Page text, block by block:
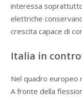
interessa
elettriche
crescita capace di
Italia in
Nel quadro europeo
A fronte della